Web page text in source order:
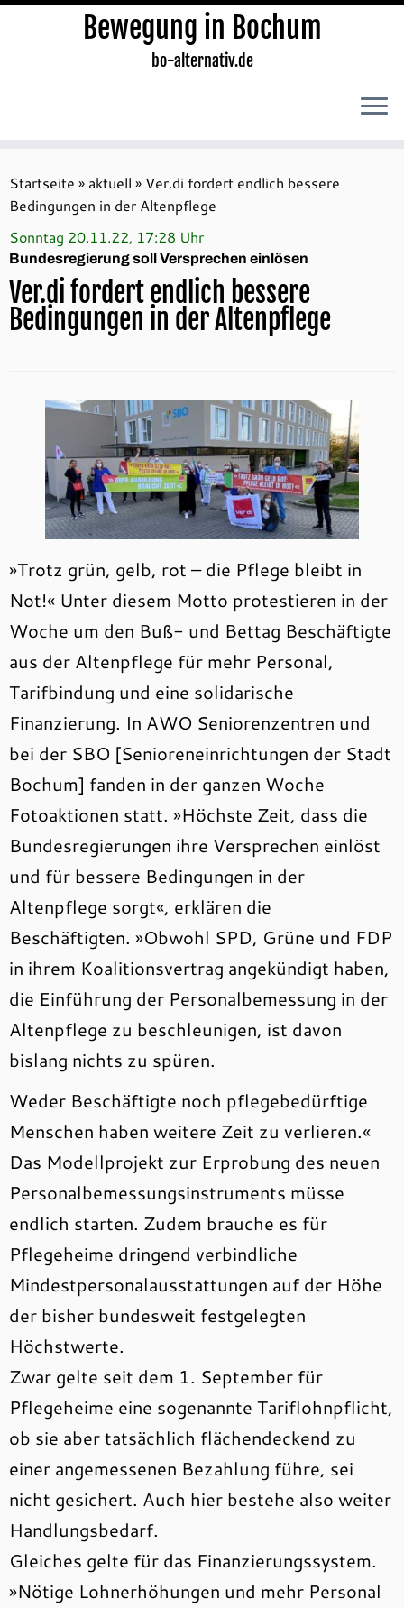
Inhalt
springen
Bewegung in Bochum
bo-alternativ.de
Startseite » aktuell » Ver.di fordert endlich bessere
Bedingungen in der Altenpflege
Sonntag 20.11.22, 17:28 Uhr
Bundesregierung soll Versprechen einlösen
Ver.di fordert endlich bessere
Bedingungen in der Altenpflege
»Trotz grün, gelb, rot – die Pflege bleibt in
Not!« Unter diesem Motto protestieren in der
Woche um den Buß- und Bettag Beschäftigte
aus der Altenpflege für mehr Personal,
Tarifbindung und eine solidarische
Finanzierung. In AWO Seniorenzentren und
bei der SBO [Senioreneinrichtungen der Stadt
Bochum] fanden in der ganzen Woche
Fotoaktionen statt. »Höchste Zeit, dass die
Bundesregierungen ihre Versprechen einlöst
und für bessere Bedingungen in der
Altenpflege sorgt«, erklären die
Beschäftigten. »Obwohl SPD, Grüne und FDP
in ihrem Koalitionsvertrag angekündigt haben,
die Einführung der Personalbemessung in der
Altenpflege zu beschleunigen, ist davon
bislang nichts zu spüren.
Weder Beschäftigte noch pflegebedürftige
Menschen haben weitere Zeit zu verlieren.«
Das Modellprojekt zur Erprobung des neuen
Personalbemessungsinstruments müsse
endlich starten. Zudem brauche es für
Pflegeheime dringend verbindliche
Mindestpersonalausstattungen auf der Höhe
der bisher bundesweit festgelegten
Höchstwerte.
Zwar gelte seit dem 1. September für
Pflegeheime eine sogenannte Tariflohnpflicht,
ob sie aber tatsächlich flächendeckend zu
einer angemessenen Bezahlung führe, sei
nicht gesichert. Auch hier bestehe also weiter
Handlungsbedarf.
Gleiches gelte für das Finanzierungssystem.
»Nötige Lohnerhöhungen und mehr Personal